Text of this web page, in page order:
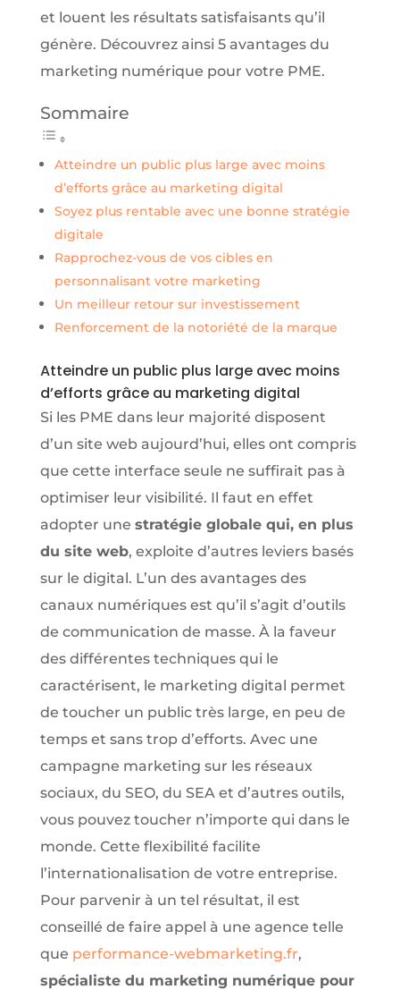
et louent les résultats satisfaisants qu’il
génère. Découvrez ainsi 5 avantages du
marketing numérique pour votre PME.
Sommaire
Atteindre un public plus large avec moins
d’efforts grâce au marketing digital
Soyez plus rentable avec une bonne stratégie
digitale
Rapprochez-vous de vos cibles en
personnalisant votre marketing
Un meilleur retour sur investissement
Renforcement de la notoriété de la marque
Atteindre un public plus large avec moins
d’efforts grâce au marketing digital
Si les PME dans leur majorité disposent
d’un site web aujourd’hui, elles ont compris
que cette interface seule ne suffirait pas à
optimiser leur visibilité. Il faut en effet
adopter une stratégie globale qui, en plus
du site web, exploite d’autres leviers basés
sur le digital. L’un des avantages des
canaux numériques est qu’il s’agit d’outils
de communication de masse. À la faveur
des différentes techniques qui le
caractérisent, le marketing digital permet
de toucher un public très large, en peu de
temps et sans trop d’efforts. Avec une
campagne marketing sur les réseaux
sociaux, du SEO, du SEA et d’autres outils,
vous pouvez toucher n’importe qui dans le
monde. Cette flexibilité facilite
l’internationalisation de votre entreprise.
Pour parvenir à un tel résultat, il est
conseillé de faire appel à une agence telle
que performance-webmarketing.fr,
spécialiste du marketing numérique pour